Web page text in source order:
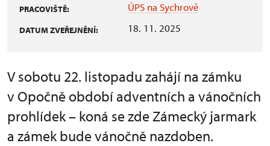
PRACOVIŠTĚ: ÚPS na Sychrově
DATUM ZVEŘEJNĚNÍ: 18. 11. 2025
V sobotu 22. listopadu zahájí na zámku
v Opočně období adventních a vánočních
prohlídek – koná se zde Zámecký jarmark
a zámek bude vánočně nazdoben.